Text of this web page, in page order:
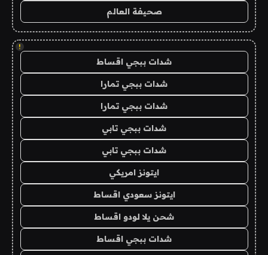
صحيفة العالم
!
شدات ببجي اقساط
شدات ببجي تمارا
شدات ببجي تمارا
شدات ببجي تابي
شدات ببجي تابي
ايتونز امريكي
ايتونز سعودي اقساط
شحن يلا لودو اقساط
شدات ببجي اقساط